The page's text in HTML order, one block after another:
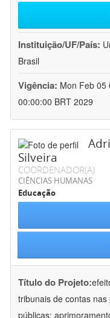
Instituição/UF/País:
Brasil
Vigência: Mon Feb 05
00:00:00 BRT 2029
Silveira
COORDENADOR(A)
CIÊNCIAS HUMANAS
Educação
Título do Projeto:
tribunais de contas
públicas: